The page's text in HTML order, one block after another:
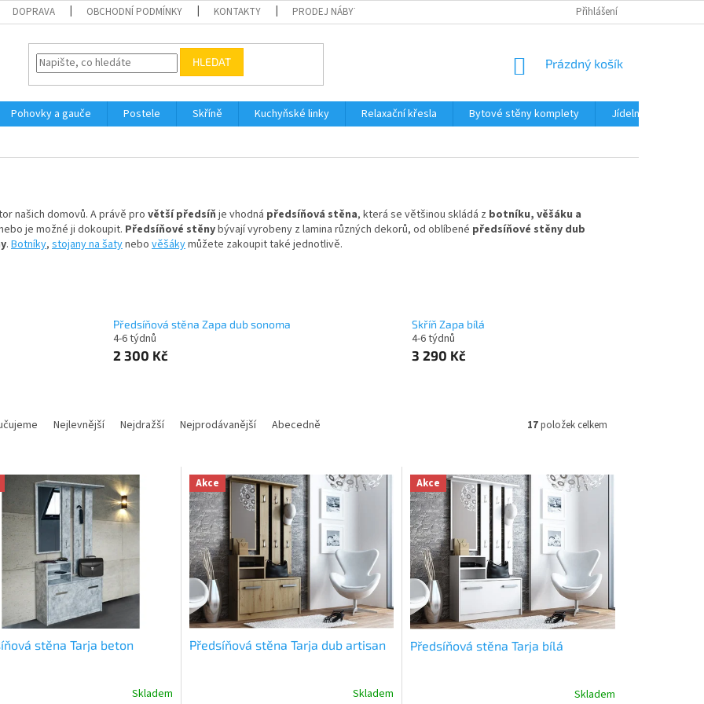
DOPRAVA OBCHODNÍ PODMÍNKY KONTAKTY PRODEJ NÁBYTKU NA SPLÁTKY PODMÍNKY OCHRANY
Přihlášení
HLEDAT
NÁKUPNÍ
Prázdný košík
Pohovky a gauče Postele Skříně Kuchyňské linky Relaxační křesla Bytové stěny komplety Jídelní sety
našich domovů. A právě pro větší předsíň je vhodná předsíňová stěna, která se většinou skládá z botníku, věšáku a
je možné ji dokoupit. Předsíňové stěnybývají vyrobeny z lamina různých dekorů, od oblíbené předsíňové stěny dub
. Botníky, stojany na šatynebo věšákymůžete zakoupit také jednotlivě.
Předsíňová stěna Zapa dub sonoma
4-6 týdnů
2 300 Kč
Skříň Zapa bílá
4-6 týdnů
3 290 Kč
Nejlevnější Nejdražší Nejprodávanější Abecedně 17položek celkem
stěna Tarja beton
Skladem
Akce
Předsíňová stěna Tarja dub artisan
Skladem
Akce
Předsíňová stěna Tarja bílá
Skladem